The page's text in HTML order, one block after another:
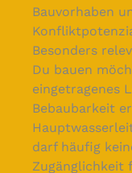
Bauvorhaben
Besonders
Du bauen
eingetragenes
Bebaubarkeit
darf häufig
Zugänglichkeit